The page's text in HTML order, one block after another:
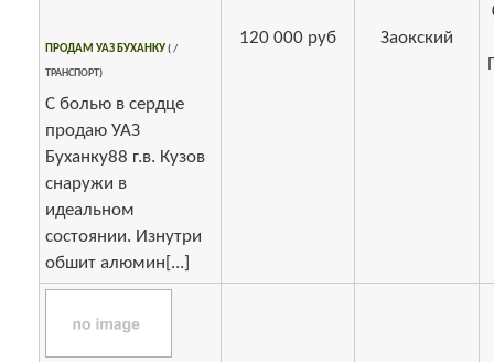
ПРОДАМ УАЗ БУХАНКУ( /
ТРАНСПОРТ)
С болью в сердце
продаю УАЗ
Буханку88 г.в. Кузов
снаружи в
идеальном
состоянии. Изнутри
обшит алюмин[...]
120 000 руб Заокский